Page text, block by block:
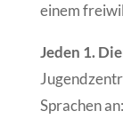
einem
Jeden 1.
Sprachen an: